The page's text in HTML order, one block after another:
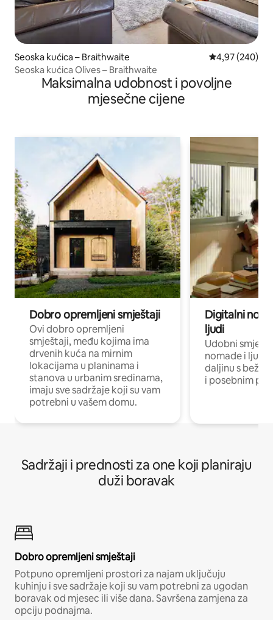
Seoska kućica – Braithwaite Prosječna
4,97 (240)
Seoska kućica Olives – Braithwaite
Maksimalna udobnost i povoljne
mjesečne cijene
Dobro opremljeni smještaji
Ovi dobro opremljeni
smještaji, među kojima ima
drvenih kuća na mirnim
lokacijama u planinama i
stanova u urbanim sredinama,
imaju sve sadržaje koji su vam
potrebni u vašem domu.
Digitalni
ljudi
Udobni
nomade i ljude
daljinu s
i posebnim
Sadržaji i prednosti za one koji planiraju
duži boravak
Dobro opremljeni smještaji
Potpuno opremljeni prostori za najam uključuju
kuhinju i sve sadržaje koji su vam potrebni za ugodan
boravak od mjesec ili više dana. Savršena zamjena za
opciju podnajma.